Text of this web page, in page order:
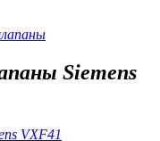
Siemens